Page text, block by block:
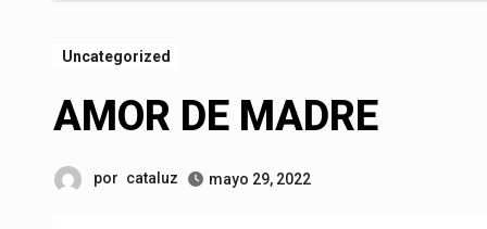
Uncategorized
AMOR DE MADRE
por cataluz mayo 29, 2022